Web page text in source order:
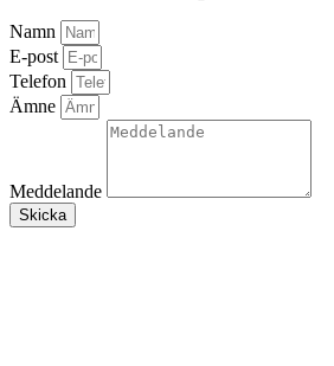
Namn
E-post
Telefon
Ämne
Meddelande
Skicka